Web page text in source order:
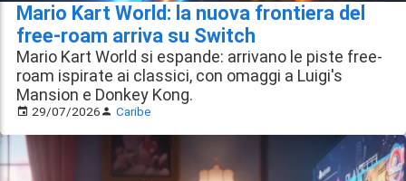
Mario Kart World: la nuova frontiera del
free-roam arriva su Switch
Mario Kart World si espande: arrivano le piste free-
roam ispirate ai classici, con omaggi a Luigi's
Mansion e Donkey Kong.
29/07/2026 Caribe